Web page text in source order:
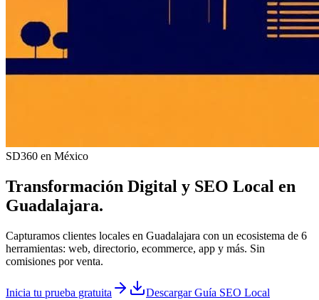
SD360 en México
Transformación Digital y SEO Local en
Guadalajara.
Capturamos clientes locales en Guadalajara con un ecosistema de 6
herramientas: web, directorio, ecommerce, app y más. Sin
comisiones por venta.
Inicia tu prueba gratuita Descargar Guía SEO Local